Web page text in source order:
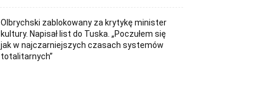
Olbrychski zablokowany za krytykę minister
kultury. Napisał list do Tuska. „Poczułem się
jak w najczarniejszych czasach systemów
totalitarnych”